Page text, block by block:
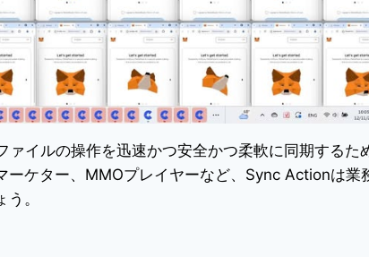
ァイルの操作を迅速かつ安全かつ柔軟に同期するた
ーケター、MMOプレイヤーなど、Sync Actionは業
。